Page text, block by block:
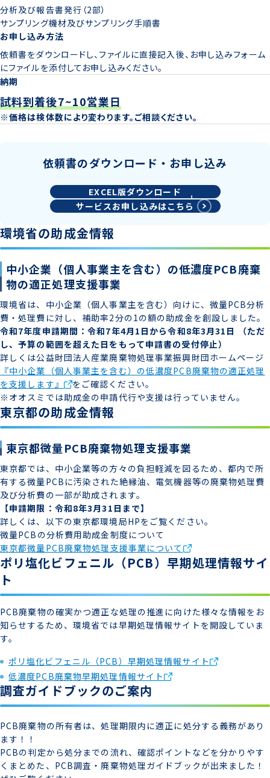
分析及び報告書発行（2部）
サンプリング機材及びサンプリング手順書
お申し込み方法
依頼書をダウンロードし、ファイルに直接記入後、お申し込みフォーム
にファイルを添付してお申し込みください。
納期
試料到着後7~10営業日
※価格は検体数により変わります。ご相談ください。
依頼書のダウンロード・お申し込み
EXCEL版ダウンロード
サービスお申し込みはこちら
環境省の助成金情報
中小企業（個人事業主を含む）の低濃度PCB廃棄
物の適正処理支援事業
環境省は、中小企業（個人事業主を含む）向けに、微量PCB分析
費・処理費に対し、補助率2分の1の額の助成金を創設しました。
令和7年度申請期間：令和7年4月1日から令和8年3月31日 （ただ
し、予算の範囲を超えた日をもって申請書の受付停止）
詳しくは公益財団法人産業廃棄物処理事業振興財団ホームページ
『中小企業（個人事業主を含む）の低濃度PCB廃棄物の適正処理
を支援します』
をご確認ください。
※オオスミでは助成金の申請代行や支援は行っていません。
東京都の助成金情報
東京都微量PCB廃棄物処理支援事業
東京都では、中小企業等の方々の負担軽減を図るため、都内で所
有する微量PCBに汚染された絶縁油、電気機器等の廃棄物処理費
及び分析費の一部が助成されます。
【申請期限：令和8年3月31日まで】
詳しくは、以下の東京都環境局HPをご覧ください。
微量PCBの分析費用助成金制度について
東京都微量PCB廃棄物処理支援事業について
ポリ塩化ビフェニル（PCB）早期処理情報サイ
ト
PCB廃棄物の確実かつ適正な処理の推進に向けた様々な情報をお
知らせするため、環境省では早期処理情報サイトを開設していま
す。
ポリ塩化ビフェニル（PCB）早期処理情報サイト
低濃度PCB廃棄物早期処理情報サイト
調査ガイドブックのご案内
PCB廃棄物の所有者は、処理期限内に適正に処分する義務があり
ます！！
PCBの判定から処分までの流れ、確認ポイントなどを分かりやす
くまとめた、PCB調査・廃棄物処理ガイドブックが出来ました！